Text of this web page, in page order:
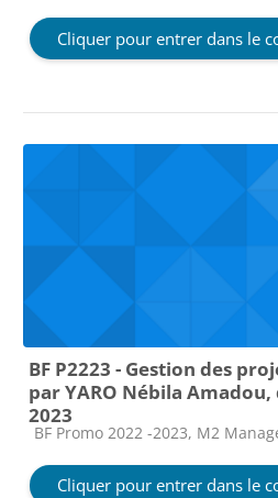
Cliquer pour entrer dans le
BF P2223 - Gestion des
par YARO Nébila
2023
Catégorie de cours
BF Promo 2022 -2023, M2
Cliquer pour entrer dans le